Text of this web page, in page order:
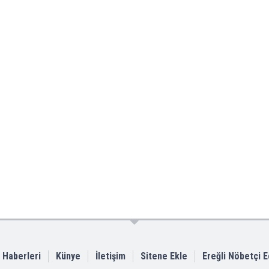
Haberleri Künye İletişim Sitene Ekle Ereğli Nöbetçi